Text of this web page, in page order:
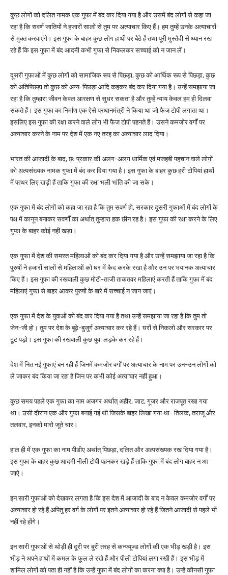
कुछ लोगों को दलित नामक एक गुफा में बंद कर दिया गया है और उसमें बंद लोगों से कहा जा
रहा है कि सवर्ण जातियों ने हजारों सालों से तुम पर अत्याचार किए हैं। हम तुम्हें उनके अत्याचारों
से मुक्त करवाएंगे। इस गुफा के बाहर कुछ लोग हाथी पर बैठे हैं तथा पूरी मुस्तैदी से ध्यान रख
रहे हैं कि इस गुफा में बंद आदमी कभी गुफा से निकलकर सच्चाई को न जान लें।
दूसरी गुफाओं में कुछ लोगों को सामाजिक रूप से पिछड़ा, कुछ को आर्थिक रूप से पिछड़ा, कुछ
को अतिपिछड़ा तो कुछ को अन्य-पिछड़ा आदि कहकर बंद कर दिया गया है। उन्हें समझाया जा
रहा है कि तुम्हारा जीवन केवल आरक्षण से सुधर सकता है और तुम्हें न्याय केवल हम ही दिलवा
सकते हैं। इस गुफा का निर्माण एक ऐसे प्रधानमंत्री ने किया था जो फैज टोपी लगाता था।
इसलिए इस गुफा की रक्षा करने वाले लोग भी फैज टोपी पहनते हैं। उसने कमजोर वर्गों पर
अत्याचार करने के नाम पर देश में एक नए तरह का अत्याचार लाद दिया।
भारत की आजादी के बाद, छः प्रकार की अलग-अलग धार्मिक एवं मजहबी पहचान वाले लोगों
को अल्पसंख्यक नामक गुफा में बंद कर दिया गया है। इस गुफा के बाहर कुछ हरी टोपियां हाथों
में पत्थर लिए खड़ी हैं ताकि गुफा की रक्षा भली भांति की जा सके।
एक गुफा में बंद लोगों को कहा जा रहा है कि तुम सवर्ण हो, सरकार दूसरी गुफाओं में बंद लोगों के
पक्ष में कानून बनाकर सवर्णों का अर्थात् तुम्हारा हक छीन रह है। इस गुफा की रक्षा करने के लिए
गुफा के बाहर कोई नहीं खड़ा।
एक गुफा में देश की समस्त महिलाओं को बंद कर दिया गया है और उन्हें समझाया जा रहा है कि
पुरुषों ने हजारों सालों से महिलाओं को घर में कैद करके रखा है और उन पर भयानक अत्याचार
किए हैं। इस गुफा की रखवाली कुछ मोटी-ताजी ताकतवर महिलाएं करती हैं ताकि गुफा में बंद
महिलाएं गुफा से बाहर आकर पुरुषों के बारे में सच्चाई न जान जाएं।
एक गुफा में देश के युवाओं को बंद कर दिया गया है तथा उन्हें समझाया जा रहा है कि तुम तो
जेन-जी हो। तुम पर देश के बूढ़े-बुजुर्ग अत्याचार कर रहे हैं। घरों से निकलो और सरकार पर
टूट पड़ो। इस गुफा की रखवाली कुछ युवा लड़के कर रहे हैं।
देश में नित नई गुफाएं बन रही हैं जिनमें कमजोर वर्गों पर अत्याचार के नाम पर उन-उन लोगों को
ले जाकर बंद किया जा रहा है जिन पर कभी कोई अत्याचार नहीं हुआ।
कुछ समय पहले एक गुफा का नाम अजगर अर्थात् अहीर, जाट, गूजर और राजपूत रखा गया
था। उसी दौरान एक और गुफा बनाई गई थी जिसके बाहर लिखा गया था- तिलक, तराजू और
तलवार, इनको मारो जूते चार।
हाल ही में एक गुफा का नाम पीडीए अर्थात् पिछड़ा, दलित और अल्पसंख्यक रख दिया गया है।
इस गुफा के बाहर कुछ आदमी नीली टोपी पहनकर खड़े हैं ताकि गुफा में बंद लोग बाहर न आ
जाऐ।
इन सारी गुफाओं को देखकर लगता है कि इस देश में आजादी के बाद न केवल कमजोर वर्गों पर
अत्याचार हो रहे हैं अपितु हर वर्ग के लोगों पर इतने अत्याचार हो रहे हैं जितने आजादी से पहले भी
नहीं रहे होंगे।
इन सारी गुफाओं से थोड़ी ही दूरी पर बुरी तरह से कन्फ्यूज्ड लोगों की एक भीड़ खड़ी है। इस
भीड़ ने अपने हाथों में कमल के फूल ले रखे हैं और पीली टोपियां लगा रखी हैं। इस भीड़ में
शामिल लोगों को पता ही नहीं है कि उन्हें गुफा में बंद लोगों का करना क्या है। उन्हें कौनसी गुफा